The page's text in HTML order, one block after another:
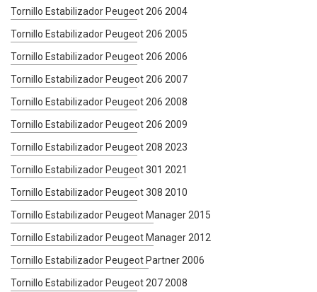
Tornillo Estabilizador Peugeot 206 2004
Tornillo Estabilizador Peugeot 206 2005
Tornillo Estabilizador Peugeot 206 2006
Tornillo Estabilizador Peugeot 206 2007
Tornillo Estabilizador Peugeot 206 2008
Tornillo Estabilizador Peugeot 206 2009
Tornillo Estabilizador Peugeot 208 2023
Tornillo Estabilizador Peugeot 301 2021
Tornillo Estabilizador Peugeot 308 2010
Tornillo Estabilizador Peugeot Manager 2015
Tornillo Estabilizador Peugeot Manager 2012
Tornillo Estabilizador Peugeot Partner 2006
Tornillo Estabilizador Peugeot 207 2008